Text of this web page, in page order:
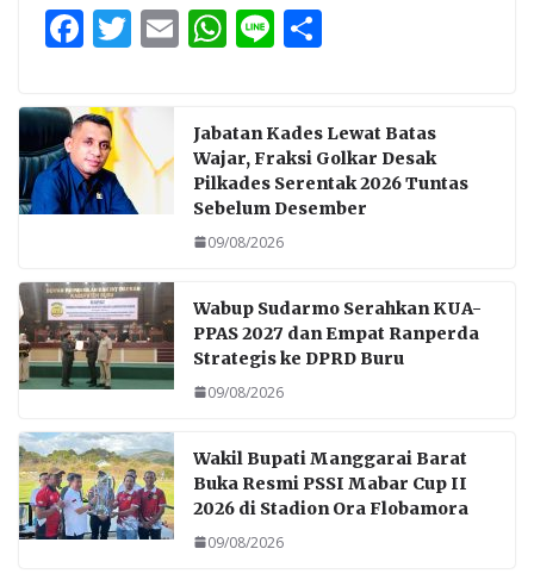
F
e
b
o
o
T
itt
er
E W
s
A
p
p
Li
e
Jabatan Kades Lewat Batas
Wajar, Fraksi Golkar Desak
Pilkades Serentak 2026 Tuntas
Sebelum Desember
09/08/2026
Wabup Sudarmo Serahkan KUA-
PPAS 2027 dan Empat Ranperda
Strategis ke DPRD Buru
09/08/2026
Wakil Bupati Manggarai Barat
Buka Resmi PSSI Mabar Cup II
2026 di Stadion Ora Flobamora
09/08/2026